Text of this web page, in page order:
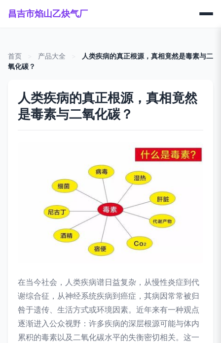
昌吉市焰山乙炔气厂
首页 产品大全
人类疾病的真正根源，真相竟然是毒素与二
氧化碳？
人类疾病的真正根源，真相竟然
是毒素与二氧化碳？
在当今社会，人类疾病谱日益复杂，从慢性炎症到代
谢综合征，从神经系统疾病到癌症，其病因常常被归
咎于遗传、生活方式或环境因素。近年来有一种观点
逐渐进入公众视野：许多疾病的深层根源可能与体内
累积的毒素以及二氧化碳水平的失衡密切相关。这一